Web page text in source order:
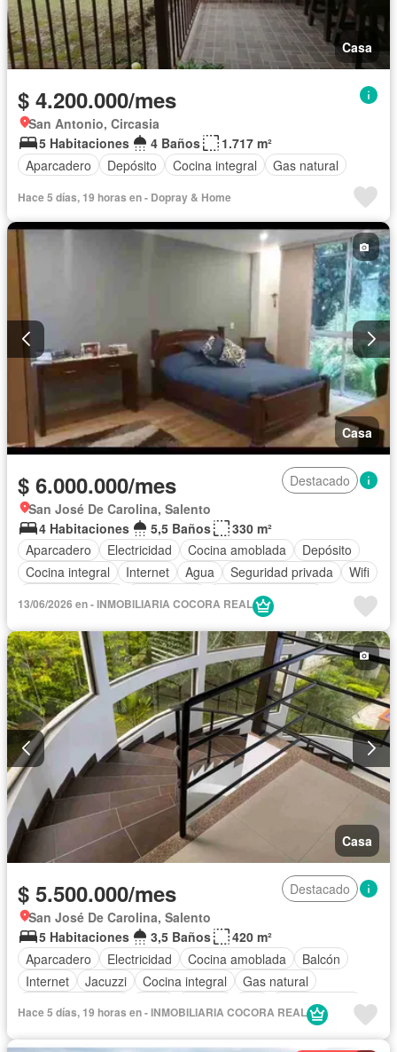
Casa
$ 4.200.000/mes
San Antonio, Circasia
5 Habitaciones
4 Baños
1.717 m²
Aparcadero
Depósito Cocina integral Gas natural
Hace 5 días, 19 horas en - Dopray & Home
Casa
$ 6.000.000/mes
Destacado
San José De Carolina, Salento
4 Habitaciones
5,5 Baños
330 m²
Aparcadero
Electricidad Cocina amoblada
Depósito
Cocina integral
Internet Agua Seguridad privada
Wifi
Permite mascotas
13/06/2026 en - INMOBILIARIA COCORA REAL
Casa
$ 5.500.000/mes
Destacado
San José De Carolina, Salento
5 Habitaciones
3,5 Baños
420 m²
Aparcadero
Electricidad Cocina amoblada
Balcón
Internet
Jacuzzi Cocina integral
Gas natural
Permite niños
Hace 5 días, 19 horas en - INMOBILIARIA COCORA REAL